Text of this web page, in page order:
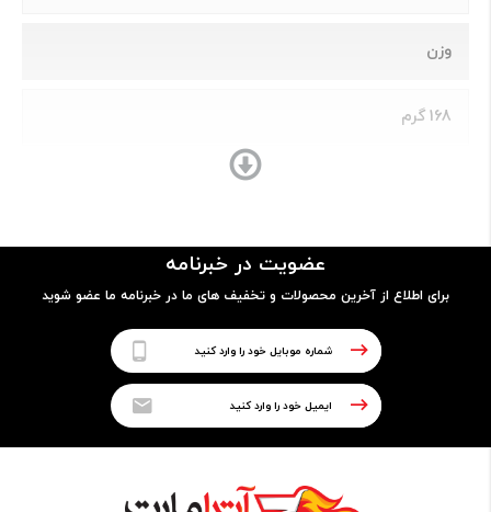
وزن
168 گرم
- جلو شیشه
64 بیتی
عضویت در خبرنامه
برای اطلاع از آخرین محصولات و تخفیف های ما در خبرنامه ما عضو شوید